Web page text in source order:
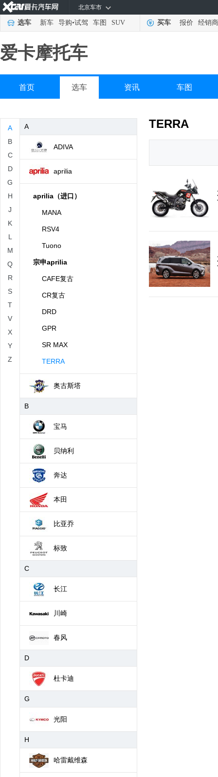
北京车市
选车 新车 导购•试驾 车图 SUV 买车 报价 经销商
爱卡摩托车
首页 选车 资讯 车图
A
B
C
D
G
H
J
K
L
M
Q
R
S
T
V
X
Y
Z
A
ADIVA
aprilia
aprilia（进口）
MANA
RSV4
Tuono
宗申aprilia
CAFE复古
CR复古
DRD
GPR
SR MAX
TERRA
奥古斯塔
B
宝马
贝纳利
奔达
本田
比亚乔
标致
C
长江
川崎
春风
D
杜卡迪
G
光阳
H
哈雷戴维森
TERRA